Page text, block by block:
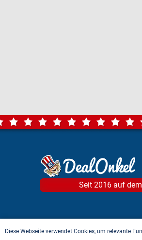
Seit 2016 auf
Diese Webseite verwendet Cookies, um relevante